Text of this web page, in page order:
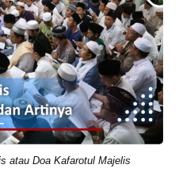
atau Doa Kafarotul Majelis